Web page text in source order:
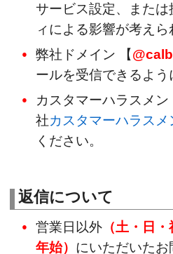
サービス設定、また
ィによる影響が考えら
弊社ドメイン 【
ールを受信できるよう
カスタマーハラスメ
社カスタマーハラスメ
ください。
返信について
営業日以外 （土・日
年始） にいただいた